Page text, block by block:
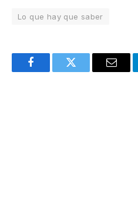
Lo que hay que saber
FacebookTwitter Email